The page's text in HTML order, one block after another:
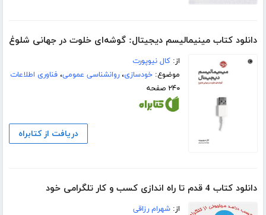
دانلود کتاب مینیمالیسم دیجیتال: گوشه‌ای خلوت در جهانی شلوغ
از:کال نیوپورت
موضوع:خودسازی،روانشناسی عمومی،فناوری اطلاعات
۲۴۰ صفحه
دریافت از کتابراه
دانلود کتاب 4 قدم تا راه اندازی کسب و کار تلگرامی خود
از:شهرام رزاقی